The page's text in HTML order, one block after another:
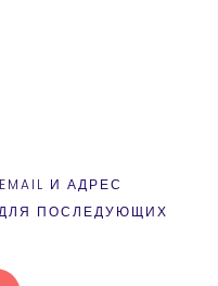
И АДРЕС
ПОСЛЕДУЮЩИХ